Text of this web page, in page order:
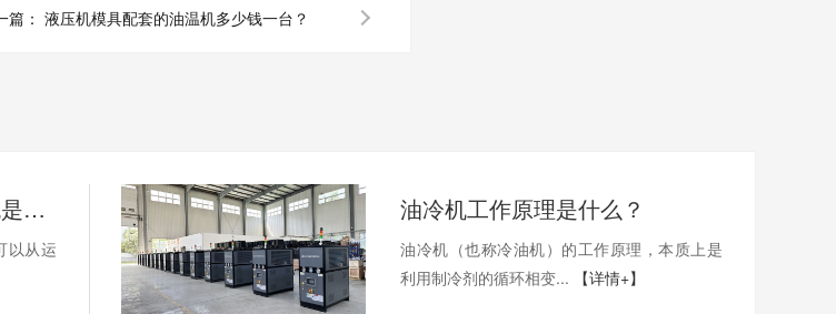
篇： 液压机模具配套的油温机多少钱一台？
如何判断冷油机的制冷系统是否出现故障？
以从运
油冷机工作原理是什么？
油冷机（也称冷油机）的工作原理，本质上是
利用制冷剂的循环相变...
【详情+】